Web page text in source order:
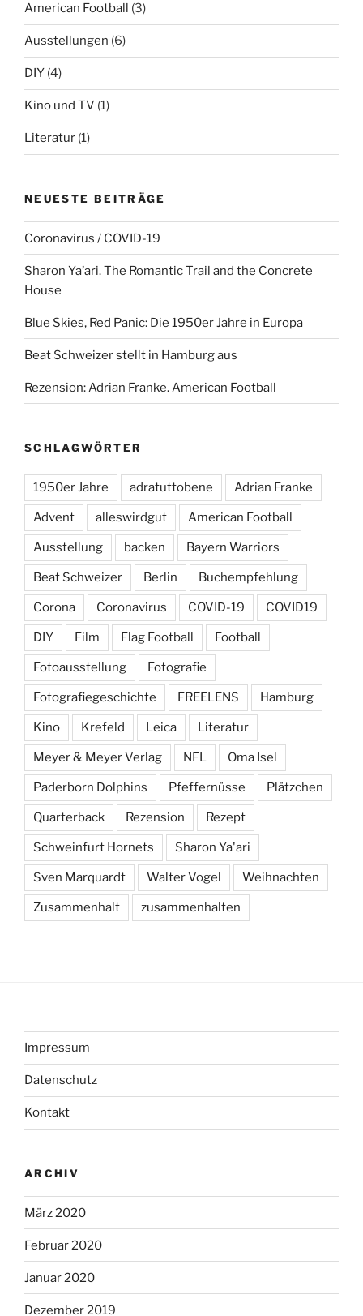
American Football (3)
Ausstellungen (6)
DIY (4)
Kino und TV (1)
Literatur (1)
NEUESTE BEITRÄGE
Coronavirus / COVID-19
Sharon Ya’ari. The Romantic Trail and the Concrete
House
Blue Skies, Red Panic: Die 1950er Jahre in Europa
Beat Schweizer stellt in Hamburg aus
Rezension: Adrian Franke. American Football
SCHLAGWÖRTER
1950er Jahre adratuttobene Adrian Franke
Advent alleswirdgut American Football
Ausstellung backen Bayern Warriors
Beat Schweizer Berlin Buchempfehlung
Corona Coronavirus COVID-19 COVID19
DIY Film Flag Football Football
Fotoausstellung Fotografie
Fotografiegeschichte FREELENS Hamburg
Kino Krefeld Leica Literatur
Meyer & Meyer Verlag NFL Oma Isel
Paderborn Dolphins Pfeffernüsse Plätzchen
Quarterback Rezension Rezept
Schweinfurt Hornets Sharon Ya'ari
Sven Marquardt Walter Vogel Weihnachten
Zusammenhalt zusammenhalten
Impressum
Datenschutz
Kontakt
ARCHIV
März 2020
Februar 2020
Januar 2020
Dezember 2019